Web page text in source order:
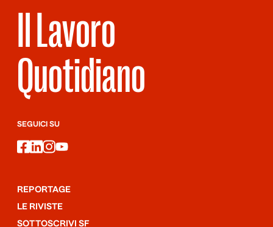
Il Lavoro
Quotidiano
SEGUICI SU
facebook
linkedin
instagram
youtube
REPORTAGE
LE RIVISTE
SOTTOSCRIVI SF